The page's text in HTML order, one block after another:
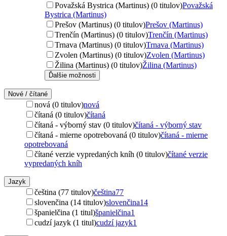
Považská Bystrica (Martinus) (0 titulov)Považská
Bystrica (Martinus)
Prešov (Martinus) (0 titulov)Prešov (Martinus)
Trenčín (Martinus) (0 titulov)Trenčín (Martinus)
Trnava (Martinus) (0 titulov)Trnava (Martinus)
Zvolen (Martinus) (0 titulov)Zvolen (Martinus)
Žilina (Martinus) (0 titulov)Žilina (Martinus)
Ďalšie možnosti
Nové / čítané
nová (0 titulov)nová
čítaná (0 titulov)čítaná
čítaná - výborný stav (0 titulov)čítaná - výborný stav
čítaná - mierne opotrebovaná (0 titulov)čítaná - mierne
opotrebovaná
čítané verzie vypredaných kníh (0 titulov)čítané verzie
vypredaných kníh
Jazyk
čeština (77 titulov)čeština77
slovenčina (14 titulov)slovenčina14
španielčina (1 titul)španielčina1
cudzí jazyk (1 titul)cudzí jazyk1